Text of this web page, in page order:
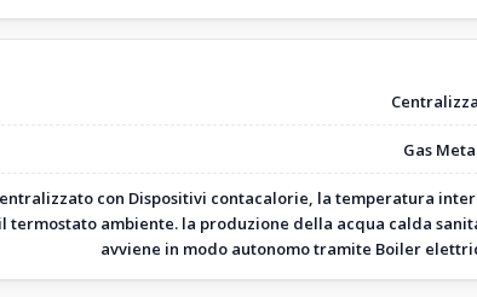
Gas
con Dispositivi contacalorie, la temperatura
ambiente. la produzione della acqua calda
avviene in modo autonomo tramite Boiler